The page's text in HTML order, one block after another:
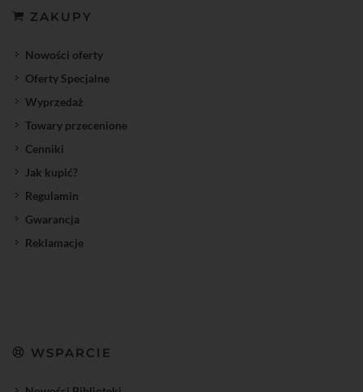
ZAKUPY
Nowości oferty
Oferty Specjalne
Wyprzedaż
Towary przecenione
Cenniki
Jak kupić?
Regulamin
Gwarancja
Reklamacje
WSPARCIE